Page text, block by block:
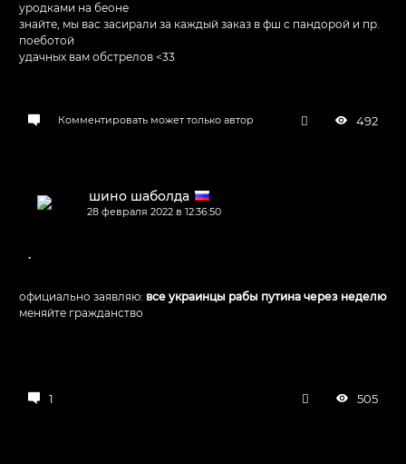
уродками на беоне
знайте, мы вас засирали за каждый заказ в фш с пандорой и пр.
поеботой
удачных вам обстрелов <33
Комментировать может только автор 492
шино шаболда
28 февраля 2022 в 12:36:50
.
официально заявляю: все украинцы рабы путина через неделю
меняйте гражданство
1 505